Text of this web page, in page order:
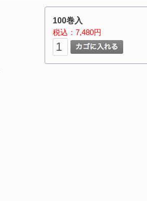
100巻入
税込：7,480円